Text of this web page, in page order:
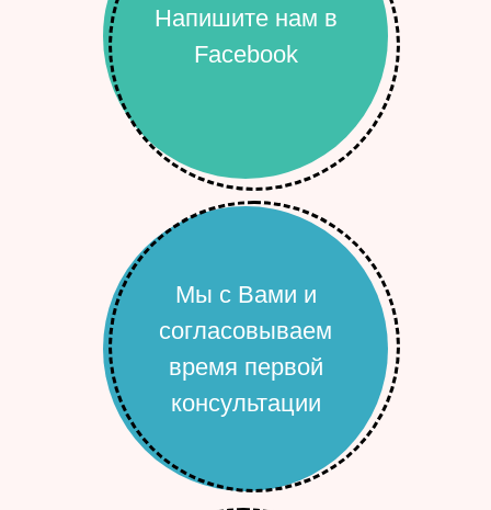
Напишите нам в
Facebook
Мы с Вами и
согласовываем
время первой
консультации